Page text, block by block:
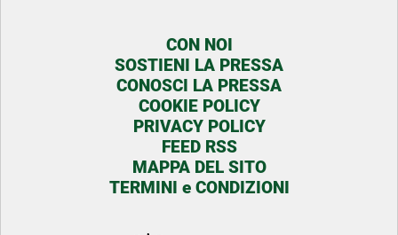
CON NOI
SOSTIENI LA PRESSA
CONOSCI LA PRESSA
COOKIE POLICY
PRIVACY POLICY
FEED RSS
MAPPA DEL SITO
TERMINI e CONDIZIONI